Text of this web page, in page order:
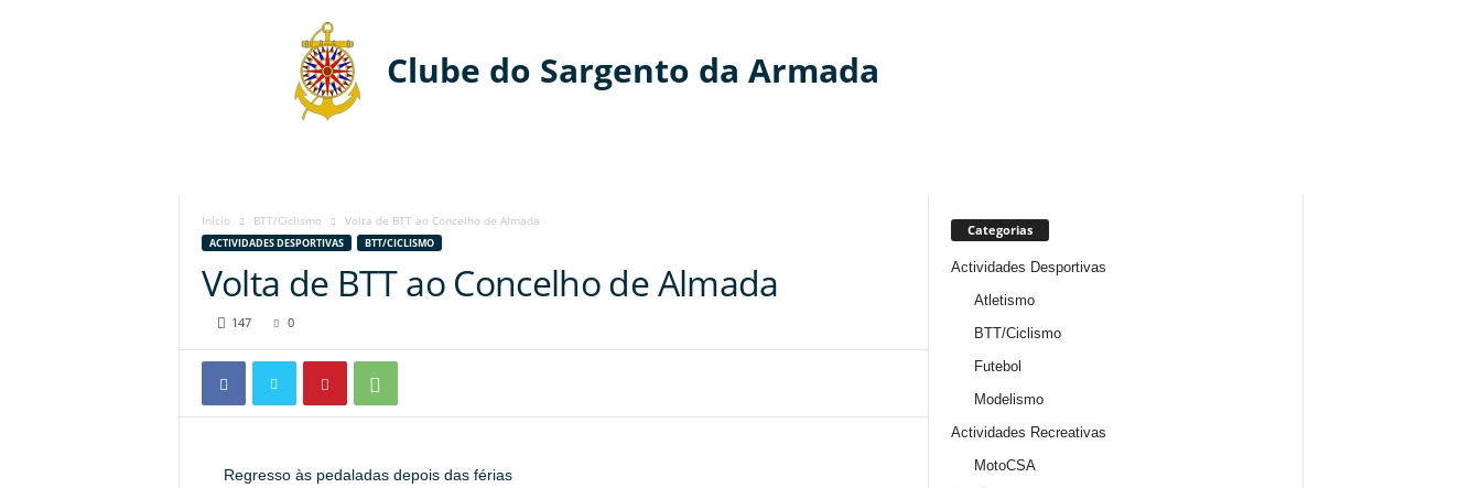
Clube do Sargento da Armada
Início BTT/Ciclismo Volta de BTT ao Concelho de Almada
ACTIVIDADES DESPORTIVAS BTT/CICLISMO
Volta de BTT ao Concelho de Almada
147 0
Regresso às pedaladas depois das férias
Categorias
Actividades Desportivas
Atletismo
BTT/Ciclismo
Futebol
Modelismo
Actividades Recreativas
MotoCSA